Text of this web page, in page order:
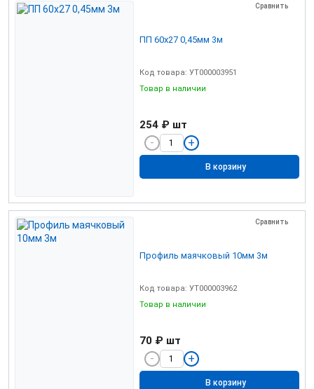
Сравнить
ПП 60х27 0,45мм 3м
Код товара: УТ000003951
Товар в наличии
254 ₽ шт
В корзину
Сравнить
Профиль маячковый 10мм 3м
Код товара: УТ000003962
Товар в наличии
70 ₽ шт
В корзину